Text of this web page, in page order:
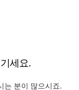
세요.
는 분이 많으시죠.